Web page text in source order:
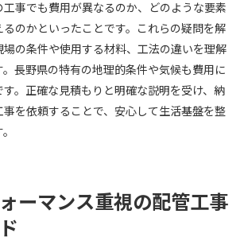
工事でも費用が異なるのか、どのような要素
のかといったことです。これらの疑問を解
の条件や使用する材料、工法の違いを理解
長野県の特有の地理的条件や気候も費用に
。正確な見積もりと明確な説明を受け、納
事を依頼することで、安心して生活基盤を整
ーマンス重視の配管工事